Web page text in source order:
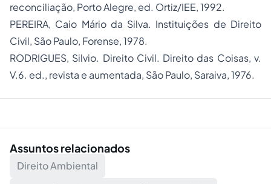
reconciliação, Porto Alegre, ed. Ortiz/IEE, 1992.
PEREIRA, Caio Mário da Silva. Instituições de Direito
Civil, São Paulo, Forense, 1978.
RODRIGUES, Silvio. Direito Civil. Direito das Coisas, v.
V.6. ed., revista e aumentada, São Paulo, Saraiva, 1976.
Assuntos relacionados
Direito Ambiental